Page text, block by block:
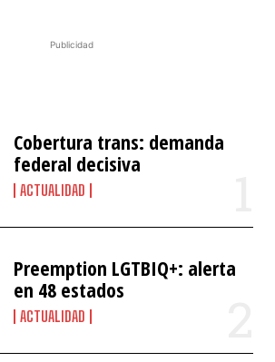
Publicidad
Cobertura trans: demanda
federal decisiva
ACTUALIDAD
Preemption LGTBIQ+: alerta
en 48 estados
ACTUALIDAD